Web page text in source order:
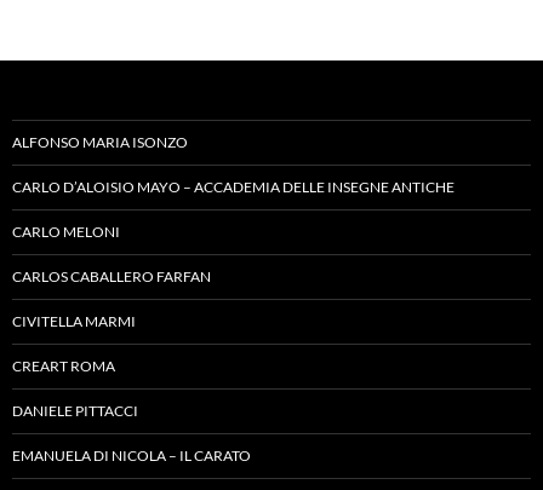
ALFONSO MARIA ISONZO
CARLO D’ALOISIO MAYO – ACCADEMIA DELLE INSEGNE ANTICHE
CARLO MELONI
CARLOS CABALLERO FARFAN
CIVITELLA MARMI
CREART ROMA
DANIELE PITTACCI
EMANUELA DI NICOLA – IL CARATO